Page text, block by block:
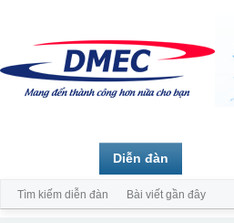
Diễn đàn
Tìm kiếm diễn đàn Bài viết gần đây